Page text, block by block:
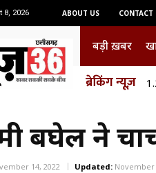
8, 2026 ABOUT US CONTACT
बड़ी ख़बर
ब्रेकिंग न्यूज़
बघेल ने
14, 2022 Updated: November